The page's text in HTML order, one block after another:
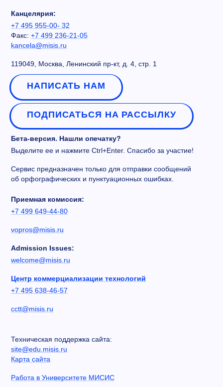
Канцелярия:
+7 495 955-00- 32
Факс: +7 499 236-21-05
kancela@misis.ru
119049, Москва, Ленинский пр-кт, д. 4, стр. 1
НАПИСАТЬ НАМ
ПОДПИСАТЬСЯ НА РАССЫЛКУ
Бета-версия. Нашли опечатку?
Выделите ее и нажмите Ctrl+Enter. Спасибо за участие!
Сервис предназначен только для отправки сообщений
об орфографических и пунктуационных ошибках.
Приемная комиссия:
+7 499 649-44-80
vopros@misis.ru
Admission Issues:
welcome@misis.ru
Центр коммерциализации технологий
+7 495 638-46-57
cctt@misis.ru
Техническая поддержка сайта:
site@edu.misis.ru
Карта сайта
Работа в Университете МИСИС